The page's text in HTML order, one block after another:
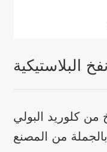
البلاستيكية
من كلوريد البولي
من المصنع